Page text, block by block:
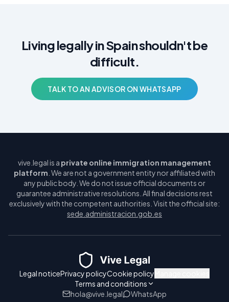
Living legally in Spain shouldn't be
difficult.
TALK TO AN ADVISOR ON WHATSAPP
vive.legal is a private online immigration management
platform . We are not a government entity nor affiliated with
any public body. We do not issue official documents or
guarantee administrative resolutions. All final decisions rest
exclusively with the competent authorities. Visit the official site:
sede.administracion.gob.es
Legal noticePrivacy policyCookie policy
Terms and conditions
hola@vive.legal
WhatsApp